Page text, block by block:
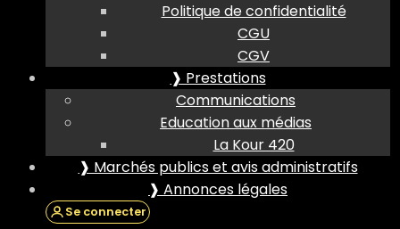
Politique de confidentialité
CGU
CGV
❱ Prestations
Communications
Education aux médias
La Kour 420
❱ Marchés publics et avis administratifs
❱ Annonces légales
Se connecter